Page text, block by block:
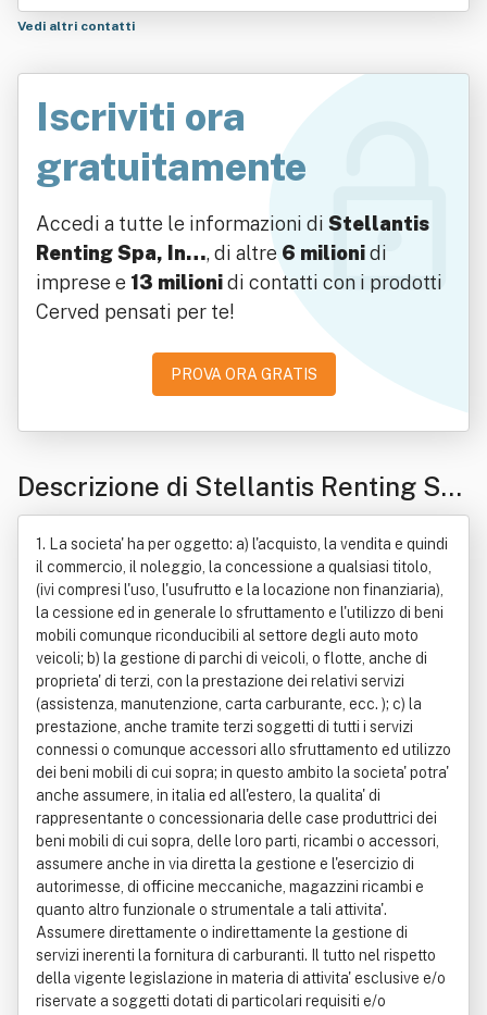
Vedi altri contatti
Iscriviti ora
gratuitamente
Accedi a tutte le informazioni di Stellantis
Renting Spa, In…, di altre 6 milionidi
imprese e 13 milionidi contatti con i prodotti
Cerved pensati per te!
PROVA ORA GRATIS
Descrizione di Stellantis Renting Sp
a, In Forma Estesa "Stellantis Rentin
g Italia Spa", O In Forma Abbreviata
"Psa Renting Italia Spa"
1. La societa' ha per oggetto: a) l'acquisto, la vendita e quindi
il commercio, il noleggio, la concessione a qualsiasi titolo,
(ivi compresi l'uso, l'usufrutto e la locazione non finanziaria),
la cessione ed in generale lo sfruttamento e l'utilizzo di beni
mobili comunque riconducibili al settore degli auto moto
veicoli; b) la gestione di parchi di veicoli, o flotte, anche di
proprieta' di terzi, con la prestazione dei relativi servizi
(assistenza, manutenzione, carta carburante, ecc. ); c) la
prestazione, anche tramite terzi soggetti di tutti i servizi
connessi o comunque accessori allo sfruttamento ed utilizzo
dei beni mobili di cui sopra; in questo ambito la societa' potra'
anche assumere, in italia ed all'estero, la qualita' di
rappresentante o concessionaria delle case produttrici dei
beni mobili di cui sopra, delle loro parti, ricambi o accessori,
assumere anche in via diretta la gestione e l'esercizio di
autorimesse, di officine meccaniche, magazzini ricambi e
quanto altro funzionale o strumentale a tali attivita'.
Assumere direttamente o indirettamente la gestione di
servizi inerenti la fornitura di carburanti. Il tutto nel rispetto
della vigente legislazione in materia di attivita' esclusive e/o
riservate a soggetti dotati di particolari requisiti e/o